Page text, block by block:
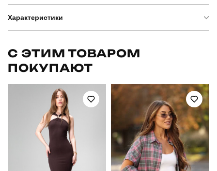
Характеристики
Артикул
для повсякденного носіння
повсякденний
осінь
Склад тканини 100% поліестер
С ЭТИМ ТОВАРОМ
ПОКУПАЮТ